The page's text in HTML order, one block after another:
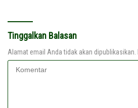
Tinggalkan Balasan
Alamat email Anda tidak akan dipublikasikan.